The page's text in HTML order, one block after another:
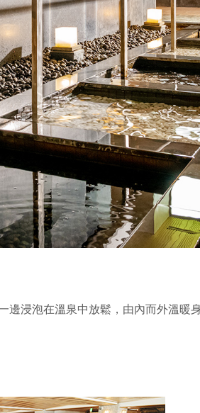
邊浸泡在溫泉中放鬆，由內而外溫暖